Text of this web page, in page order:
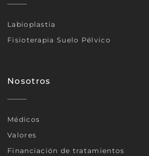
Labioplastia
Fisioterapia Suelo Pélvico
Nosotros
Médicos
Valores
Financiación de tratamientos